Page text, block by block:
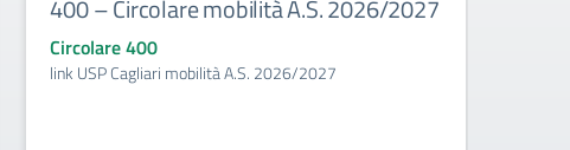
400 – Circolare mobilità A.S. 2026/2027
Circolare 400
link USP Cagliari mobilità A.S. 2026/2027